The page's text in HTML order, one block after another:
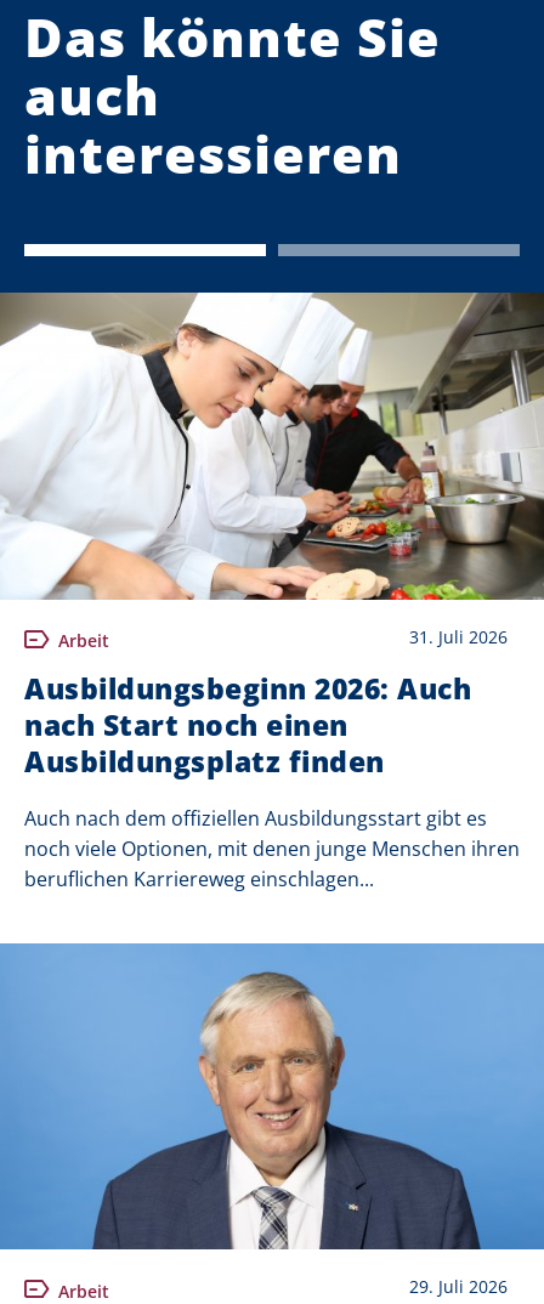
Das könnte Sie
auch
interessieren
Arbeit 31. Juli 2026
Ausbildungsbeginn 2026: Auch
nach Start noch einen
Ausbildungsplatz finden
Auch nach dem offiziellen Ausbildungsstart gibt es
noch viele Optionen, mit denen junge Menschen ihren
beruflichen Karriereweg einschlagen...
Arbeit 29. Juli 2026